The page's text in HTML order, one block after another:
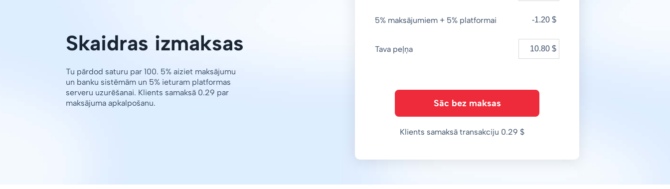
Skaidras izmaksas
Tu pārdod saturu par 100. 5% aiziet maksājumu
un banku sistēmām un 5% ieturam platformas
serveru uzurēšanai. Klients samaksā 0.29 par
maksājuma apkalpošanu.
5% maksājumiem + 5% platformai -1.20 $
Tava peļņa
Sāc bez maksas
Klients samaksā transakciju 0.29 $